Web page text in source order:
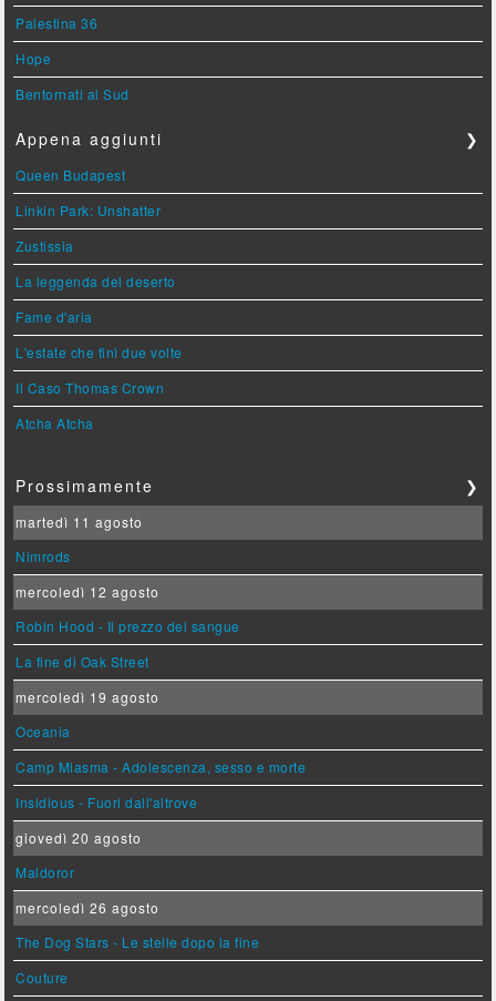
Palestina 36
Hope
Bentornati al Sud
Appena aggiunti ❯
Queen Budapest
Linkin Park: Unshatter
Zustissia
La leggenda del deserto
Fame d'aria
L'estate che finì due volte
Il Caso Thomas Crown
Atcha Atcha
Prossimamente ❯
martedì 11 agosto
Nimrods
mercoledì 12 agosto
Robin Hood - Il prezzo del sangue
La fine di Oak Street
mercoledì 19 agosto
Oceania
Camp Miasma - Adolescenza, sesso e morte
Insidious - Fuori dall'altrove
giovedì 20 agosto
Maldoror
mercoledì 26 agosto
The Dog Stars - Le stelle dopo la fine
Couture